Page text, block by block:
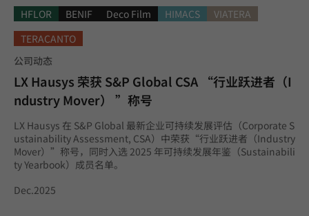
HFLOR BENIF Deco Film HIMACS
VIATERA
TERACANTO
公司动态
LX Hausys 荣获 S&P Global CSA “行业跃进者（I
ndustry Mover） ”称号
LX Hausys 在 S&P Global 最新企业可持续发展评估（Corporate S
ustainability Assessment, CSA）中荣获“行业跃进者（Industry
Mover）”称号，同时入选 2025 年可持续发展年鉴（Sustainabili
ty Yearbook）成员名单。
Dec.2025